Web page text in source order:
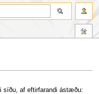
síðu, af eftirfarandi ástæðu: